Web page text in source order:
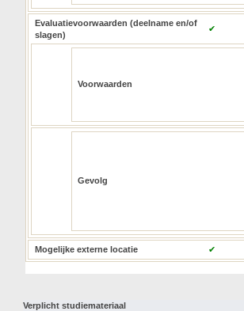
Evaluatievoorwaarden (deelname en/of
slagen)
✔
Voorwaarden
Gevolg
Mogelijke externe locatie ✔
Verplicht studiemateriaal